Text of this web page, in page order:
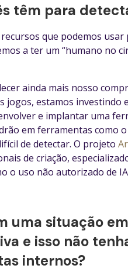
têm para
que podemos
a ter um “humano no
ainda mais nosso
jogos, estamos
e implantar uma
em ferramentas como
de detectar. O projeto
de criação,
o uso não autorizado de
uma situação
e isso não
internos?